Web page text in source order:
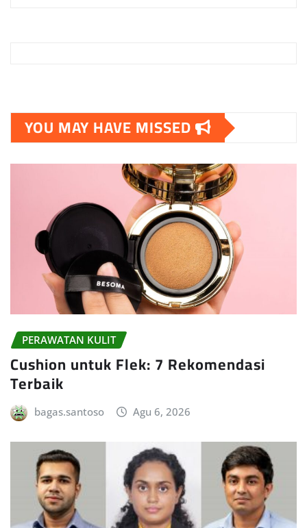
YOU MAY HAVE MISSED
PERAWATAN KULIT
Cushion untuk Flek: 7 Rekomendasi
Terbaik
bagas.santoso Agu 6, 2026